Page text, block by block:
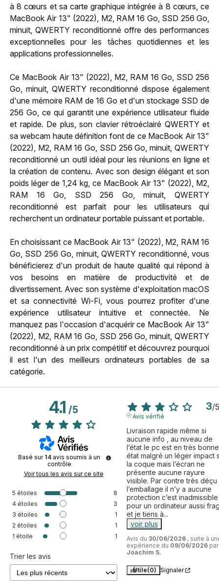
à 8 cœurs et sa carte graphique intégrée à 8 cœurs, ce
MacBook Air 13" (2022), M2, RAM 16 Go, SSD 256 Go,
minuit, QWERTY reconditionné offre des performances
exceptionnelles pour les tâches quotidiennes et les
applications professionnelles.
Ce MacBook Air 13" (2022), M2, RAM 16 Go, SSD 256
Go, minuit, QWERTY reconditionné dispose également
d'une mémoire RAM de 16 Go et d'un stockage SSD de
256 Go, ce qui garantit une expérience utilisateur fluide
et rapide. De plus, son clavier rétroéclairé QWERTY et
sa webcam haute définition font de ce MacBook Air 13"
(2022), M2, RAM 16 Go, SSD 256 Go, minuit, QWERTY
reconditionné un outil idéal pour les réunions en ligne et
la création de contenu. Avec son design élégant et son
poids léger de 1,24 kg, ce MacBook Air 13" (2022), M2,
RAM 16 Go, SSD 256 Go, minuit, QWERTY
reconditionné est parfait pour les utilisateurs qui
recherchent un ordinateur portable puissant et portable.
En choisissant ce MacBook Air 13" (2022), M2, RAM 16
Go, SSD 256 Go, minuit, QWERTY reconditionné, vous
bénéficierez d'un produit de haute qualité qui répond à
vos besoins en matière de productivité et de
divertissement. Avec son système d'exploitation macOS
et sa connectivité Wi-Fi, vous pourrez profiter d'une
expérience utilisateur intuitive et connectée. Ne
manquez pas l'occasion d'acquérir ce MacBook Air 13"
(2022), M2, RAM 16 Go, SSD 256 Go, minuit, QWERTY
reconditionné à un prix compétitif et découvrez pourquoi
il est l'un des meilleurs ordinateurs portables de sa
catégorie.
4.1/5
Basé sur 14 avis soumis à un
contrôle
Voir tous les avis sur ce site
5 étoiles
8
4 étoiles
3
3 étoiles
1
2 étoiles
1
1 étoile 1
Trier les avis
3/5
Avis vérifié
Livraison rapide même si
aucune info , au niveau de
l’état le pc est en très bonne
état malgré un léger impact
la coque mais l’écran ne
présente aucune rayure
visible. Par contre très déçu
l’emballage il n’y a aucune
protection c’est inadmissible
pour un ordinateur aussi
et je tiens à...
voir plus
Avis du 30/06/2026 , suite à
expérience du 09/06/2026 par
Joachim S.
Utile(0) Signaler